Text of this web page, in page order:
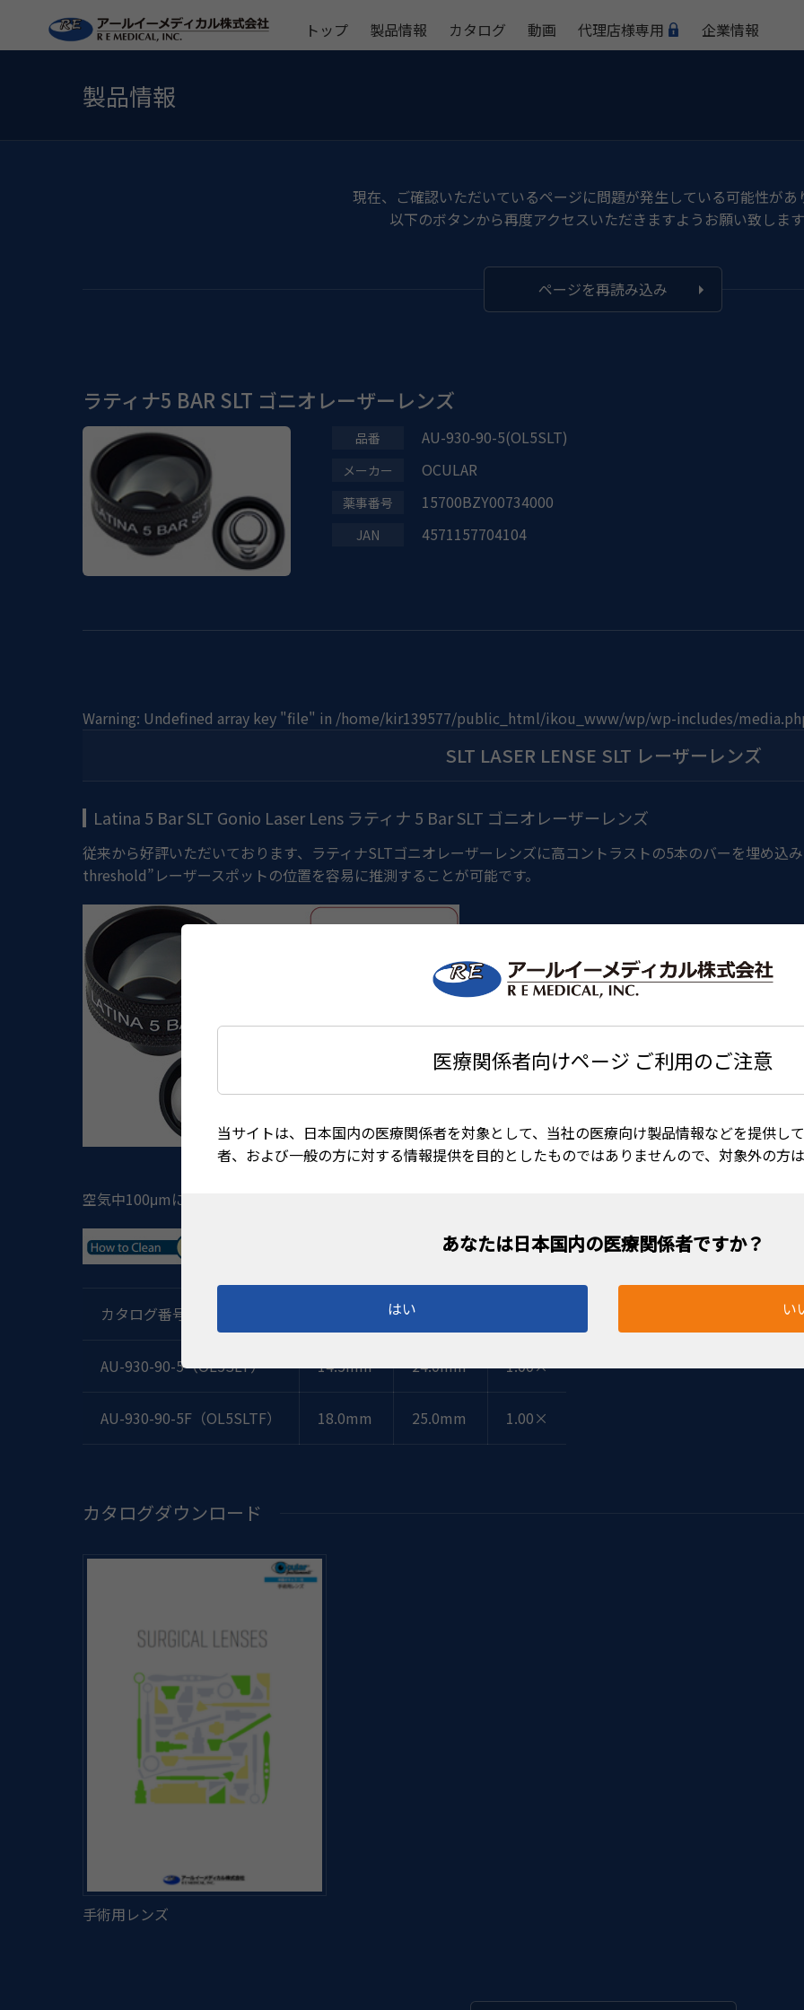
医療関係者向けページ ご利用のご注意
当サイトは、日本国内の医療関係者を対象として、当社の医療向け製品情報などを提供し
者、および一般の方に対する情報提供を目的としたものではありませんので、対象外の方
はい い
トップ 製品情報 カタログ 動画 代理店様専用 企業情報
製品情報
現在、ご確認いただいているページに問題が発生している可能性があ
以下のボタンから再度アクセスいただきますようお願い致しま
ページを再読み込み
ラティナ5 BAR SLT ゴニオレーザーレンズ
AU-930-90-5(OL5SLT)
OCULAR
15700BZY00734000
4571157704104
Warning: Undefined array key "file" in /home/kir139577/public_html/ikou_www/wp/wp-includes/
SLT LASER LENSE SLT レーザーレンズ
Latina 5 Bar SLT Gonio Laser Lens ラティナ 5 Bar SLT ゴニオレーザーレンズ
従来から好評いただいております、ラティナSLTゴニオレーザーレンズに高コントラストの5本のバーを埋め込
threshold”レーザースポットの位置を容易に推測することが可能です。
空気中100μmに設定
カタログ番号 レンズ高
AU-930-90-5（OL5SLT） 14.5mm 24.0mm 1.00×
AU-930-90-5F（OL5SLTF） 18.0mm 25.0mm 1.00×
カタログダウンロード